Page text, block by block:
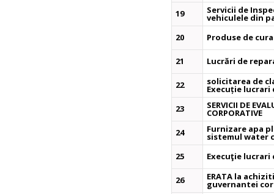
19
Servicii de
vehiculele din
20
Produse de
21 Lucrări de
22 solicitarea de
Execuție
23
SERVICII DE
CORPORATIVE
24
Furnizare apa
sistemul water
25
Execuţie
26 ERATA la
guvernantei